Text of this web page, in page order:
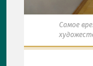
Самое